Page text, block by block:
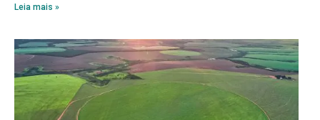
Leia mais »